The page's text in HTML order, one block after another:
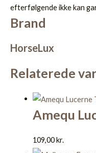
efterfølgende ikke kan
Brand
HorseLux
Relaterede
Amequ
109,00kr.